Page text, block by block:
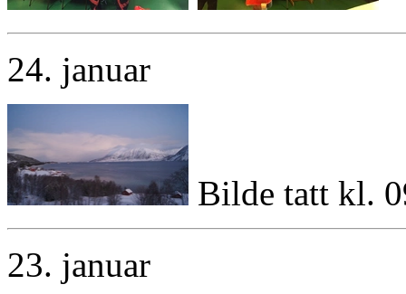
24. januar
Bilde tatt kl.
23. januar